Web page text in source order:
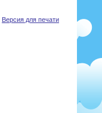
Версия для печати